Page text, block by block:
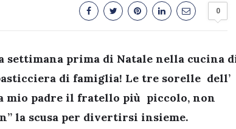
0
prima di Natale nella cucina
di famiglia! Le tre sorelle dell’
mio padre il fratello più piccolo, non
la scusa per divertirsi insieme.